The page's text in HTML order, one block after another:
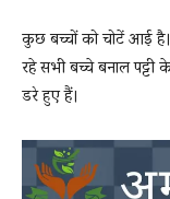
कुछ बच्चों को चोटें आई है।
रहे सभी बच्चे बनाल
डरे हुए हैं।